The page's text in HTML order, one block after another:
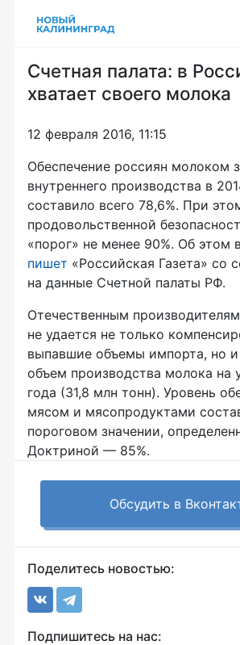
Счетная палата: в
хватает своего молока
12 февраля 2016, 11:15
Обеспечение россиян молоком
внутреннего производства в
составило всего 78,6%. При
продовольственной
«порог» не менее 90%. Об этом
пишет «Российская Газета» со
на данные Счетной палаты РФ.
Отечественным
не удается не только
выпавшие объемы импорта, но и
объем производства молока на
года (31,8 млн тонн). Уровень
мясом и мясопродуктами
пороговом значении,
Доктриной — 85%.
Обсудить в
Поделитесь новостью:
Подпишитесь на нас: